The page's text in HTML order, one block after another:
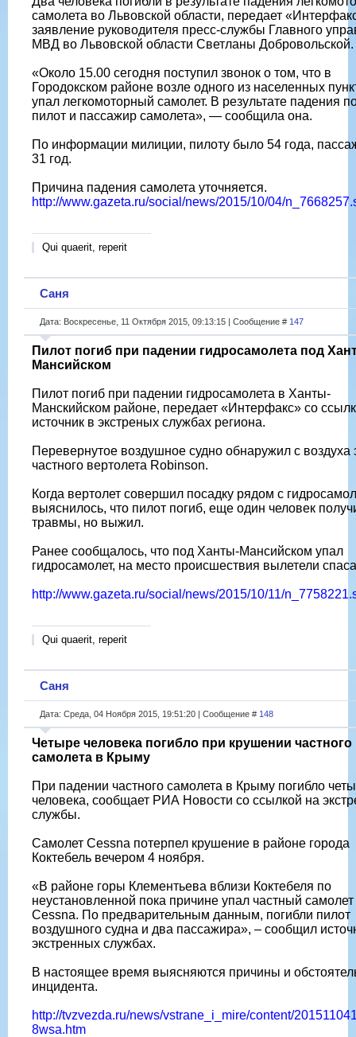
самолета во Львовской области, передает
заявление руководителя пресс-службы Главного
МВД во Львовской области Светланы Добровольской.
«Около 15.00 сегодня поступил звонок о том, что в
Городокском районе возле одного из населенных
упал легкомоторный самолет. В результате падения
пилот и пассажир самолета», — сообщила она.
По информации милиции, пилоту было 54 года,
31 год.
Причина падения самолета уточняется.
http://www.gazeta.ru/social/news/2015/10/04/
Qui quaerit, reperit
Саня
Дата: Воскресенье, 11 Октября 2015, 09:13:15 | Сообщение # 147
Пилот погиб при падении гидросамолета под
Мансийском
Пилот погиб при падении гидросамолета в Ханты-
Манскийском районе, передает «Интерфакс» со
источник в экстреных службах региона.
Перевернутое воздушное судно обнаружил с воздуха
частного вертолета Robinson.
Когда вертолет совершил посадку рядом с
выяснилось, что пилот погиб, еще один человек
травмы, но выжил.
Ранее сообщалось, что под Ханты-Мансийском упал
гидросамолет, на место происшествия вылетели
http://www.gazeta.ru/social/news/2015/10/11/
Qui quaerit, reperit
Саня
Дата: Среда, 04 Ноября 2015, 19:51:20 | Сообщение # 148
Четыре человека погибло при крушении частного
самолета в Крыму
При падении частного самолета в Крыму погибло
человека, сообщает РИА Новости со ссылкой на
службы.
Самолет Cessna потерпел крушение в районе города
Коктебель вечером 4 ноября.
«В районе горы Клементьева вблизи Коктебеля по
неустановленной пока причине упал частный самолет
Cessna. По предварительным данным, погибли пилот
воздушного судна и два пассажира», – сообщил
экстренных службах.
В настоящее время выясняются причины и
инцидента.
http://tvzvezda.ru/news/vstrane_i_mire/content/
8wsa.htm